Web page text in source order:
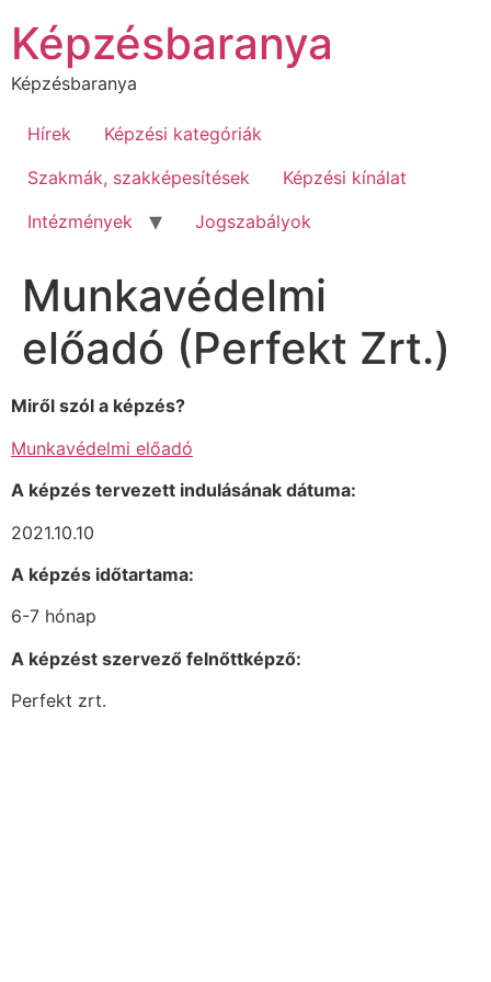
tartalomhoz
Képzésbaranya
Képzésbaranya
Hírek
Képzési kategóriák
Szakmák, szakképesítések
Képzési kínálat
Intézmények
Jogszabályok
Munkavédelmi
előadó (Perfekt Zrt.)
Miről szól a képzés?
Munkavédelmi előadó
A képzés tervezett indulásának dátuma:
2021.10.10
A képzés időtartama:
6-7 hónap
A képzést szervező felnőttképző:
Perfekt zrt.